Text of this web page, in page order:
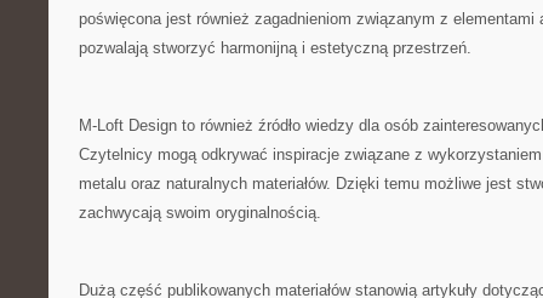
poświęcona jest również zagadnieniom związanym z elementami
pozwalają stworzyć harmonijną i estetyczną przestrzeń.
M-Loft Design to również źródło wiedzy dla osób
Czytelnicy mogą odkrywać inspiracje związane z
metalu oraz naturalnych materiałów. Dzięki temu możliwe jest
zachwycają swoim oryginalnością.
Dużą część publikowanych materiałów stanowią artykuły